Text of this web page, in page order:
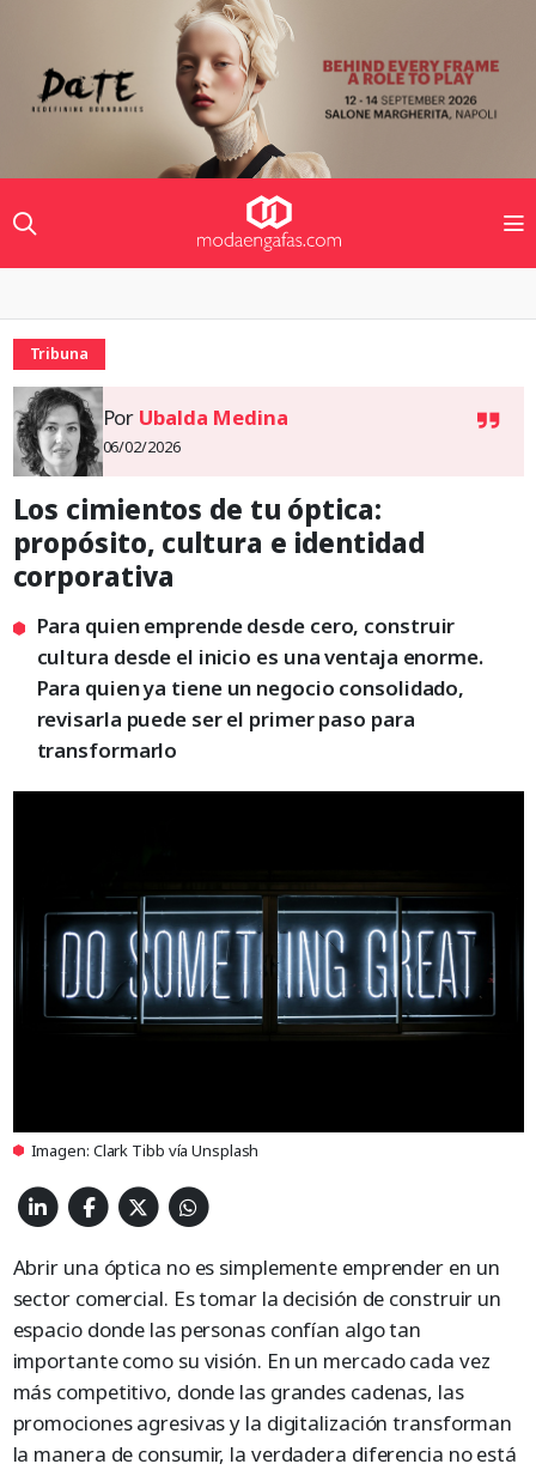
Tribuna
Por Ubalda Medina
06/02/2026
Los cimientos de tu óptica:
propósito, cultura e identidad
corporativa
Para quien emprende desde cero, construir
cultura desde el inicio es una ventaja enorme.
Para quien ya tiene un negocio consolidado,
revisarla puede ser el primer paso para
transformarlo
Imagen: Clark Tibb vía Unsplash
Abrir una óptica no es simplemente emprender en un
sector comercial. Es tomar la decisión de construir un
espacio donde las personas confían algo tan
importante como su visión. En un mercado cada vez
más competitivo, donde las grandes cadenas, las
promociones agresivas y la digitalización transforman
la manera de consumir, la verdadera diferencia no está